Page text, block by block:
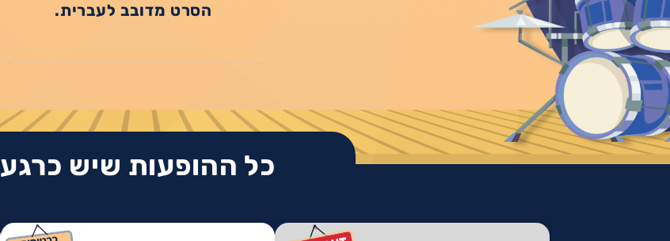
הסרט מדובב לעברית.
כל ההופעות שיש כרגע